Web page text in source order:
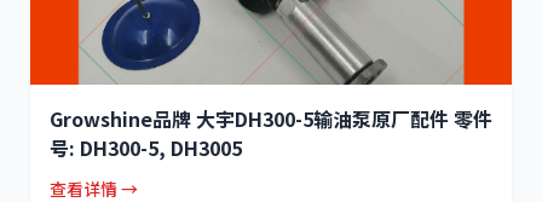
Growshine品牌 大宇DH300-5输油泵原厂配件 零件
号: DH300-5, DH3005
查看详情 →